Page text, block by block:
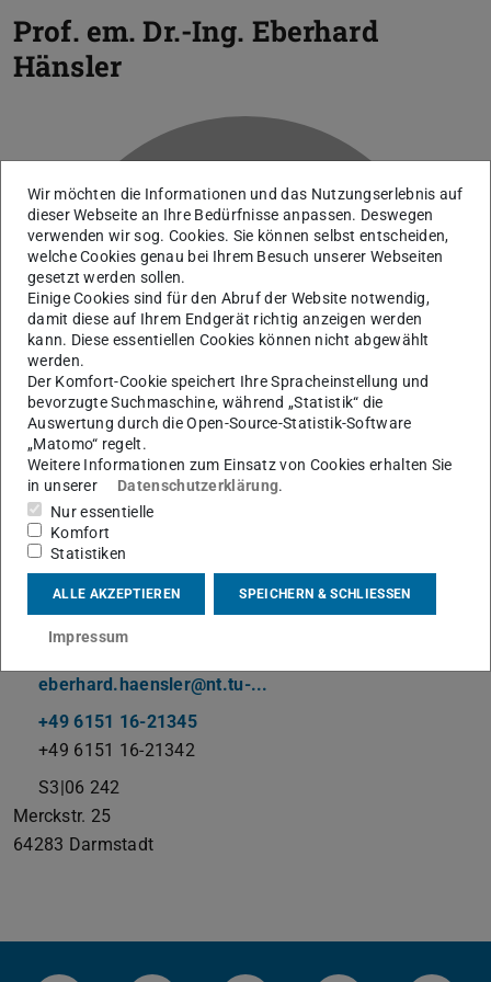
Prof. em. Dr.-Ing. Eberhard
Hänsler
H
Theorie der Signale
Kontakt
eberhard.haensler@nt.tu-...
+49 6151 16-21345
+49 6151 16-21342
S3|06 242
Merckstr. 25
64283 Darmstadt
Wir möchten die Informationen und das Nutzungserlebnis auf
dieser Webseite an Ihre Bedürfnisse anpassen. Deswegen
verwenden wir sog. Cookies. Sie können selbst entscheiden,
welche Cookies genau bei Ihrem Besuch unserer Webseiten
gesetzt werden sollen.
Einige Cookies sind für den Abruf der Website notwendig,
damit diese auf Ihrem Endgerät richtig anzeigen werden
kann. Diese essentiellen Cookies können nicht abgewählt
werden.
Der Komfort-Cookie speichert Ihre Spracheinstellung und
bevorzugte Suchmaschine, während „Statistik“ die
Auswertung durch die Open-Source-Statistik-Software
„Matomo“ regelt.
Weitere Informationen zum Einsatz von Cookies erhalten Sie
in unserer
Datenschutzerklärung.
Nur essentielle
Komfort
Statistiken
ALLE AKZEPTIEREN SPEICHERN & SCHLIESSEN
Impressum